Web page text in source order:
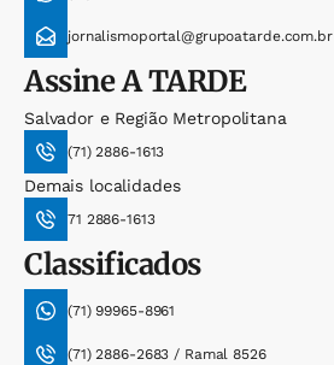
jornalismoportal@grupoatarde.com.br
AssineA TARDE
Salvador e Região Metropolitana
(71) 2886-1613
Demais localidades
71 2886-1613
Classificados
(71) 99965-8961
(71) 2886-2683 / Ramal 8526